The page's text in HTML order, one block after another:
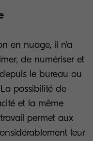
en nuage, il n'a
de numériser et
le bureau ou
possibilité de
et la même
permet aux
leur